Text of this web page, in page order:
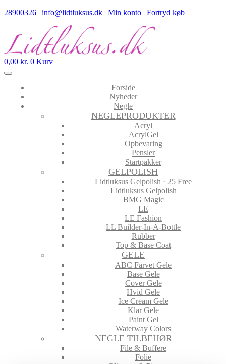
28900326 | info@lidtluksus.dk | Min konto | Fortryd køb
0,00 kr. 0 Kurv
Forside
Nyheder
Negle
NEGLEPRODUKTER
Acryl
AcrylGel
Opbevaring
Pensler
Startpakker
GELPOLISH
Lidtluksus Gelpolish · 25 Free
Lidtluksus Gelpolish
BMG Magic
LE
LE Fashion
LL Builder-In-A-Bottle
Rubber
Top & Base Coat
GELE
ABC Farvet Gele
Base Gele
Cover Gele
Hvid Gele
Ice Cream Gele
Klar Gele
Paint Gel
Waterway Colors
NEGLE TILBEHØR
File & Buffere
Folie